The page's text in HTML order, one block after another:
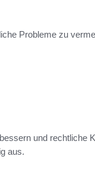
Probleme zu
und rechtliche
aus.